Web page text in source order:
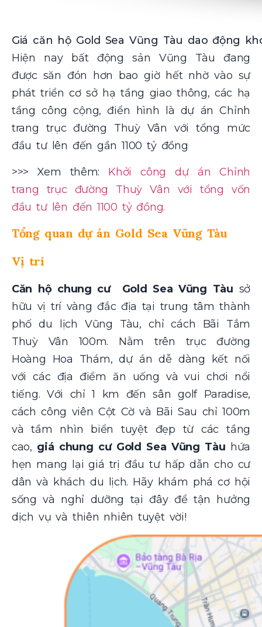
Giá căn hộ Gold Sea Vũng Tàu dao động
Hiện nay bất động sản Vũng Tàu đang
được săn đón hơn bao giờ hết nhờ vào sự
phát triển cơ sở hạ tầng giao thông, các hạ
tầng công cộng, điển hình là dự án Chỉnh
trang trục đường Thuỳ Vân với tổng mức
đầu tư lên đến gần 1100 tỷ đồng
>>> Xem thêm: Khởi công dự án Chỉnh
trang trục đường Thuỳ Vân với tổng vốn
đầu tư lên đến 1100 tỷ đồng.
Tổng quan dự án Gold Sea Vũng Tàu
Vị trí
Căn hộ chung cư Gold Sea Vũng Tàu sở
hữu vị trí vàng đắc địa tại trung tâm thành
phố du lịch Vũng Tàu, chỉ cách Bãi Tắm
Thuỳ Vân 100m. Nằm trên trục đường
Hoàng Hoa Thám, dự án dễ dàng kết nối
với các địa điểm ăn uống và vui chơi nổi
tiếng. Với chỉ 1 km đến sân golf Paradise,
cách công viên Cột Cờ và Bãi Sau chỉ 100m
và tầm nhìn biển tuyệt đẹp từ các tầng
cao, giá chung cư Gold Sea Vũng Tàu hứa
hẹn mang lại giá trị đầu tư hấp dẫn cho cư
dân và khách du lịch. Hãy khám phá cơ hội
sống và nghỉ dưỡng tại đây để tận hưởng
dịch vụ và thiên nhiên tuyệt vời!